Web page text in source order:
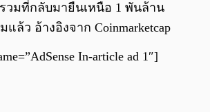
วมที่กลับมายืนเหนือ 1 พันล้าน
ล้ว อ้างอิงจาก Coinmarketcap
In-article ad 1″]